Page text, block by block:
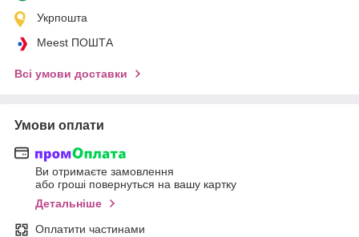
Укрпошта
Meest ПОШТА
Всі умови доставки
Умови оплати
Ви отримаєте замовлення
або гроші повернуться на вашу картку
Детальніше
Оплатити частинами